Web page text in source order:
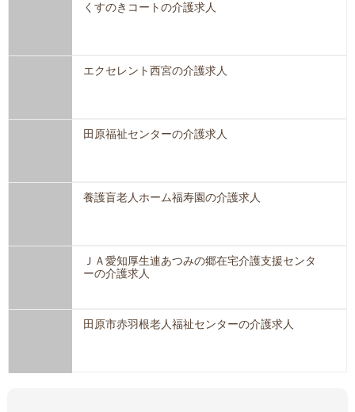
くすのきコートの介護求人
エクセレント西宮の介護求人
田原福祉センターの介護求人
養護盲老人ホーム福寿園の介護求人
ＪＡ愛知厚生連あつみの郷在宅介護支援センタ
ーの介護求人
田原市赤羽根老人福祉センターの介護求人